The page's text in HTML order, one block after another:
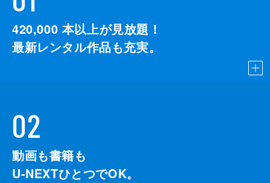
420,000 本以上が見放題！
最新レンタル作品も充実。
02
動画も書籍も
U-NEXTひとつでOK。